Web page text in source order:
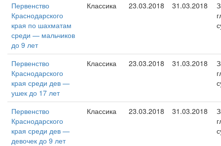
Первенство
Краснодарского
края по шахматам
среди — мальчиков
до 9 лет
Классика 23.03.2018 31.03.2018
Первенство
Краснодарского
края среди дев —
ушек до 17 лет
Классика 23.03.2018 31.03.2018
Первенство
Краснодарского
края среди дев —
девочек до 9 лет
Классика 23.03.2018 31.03.2018